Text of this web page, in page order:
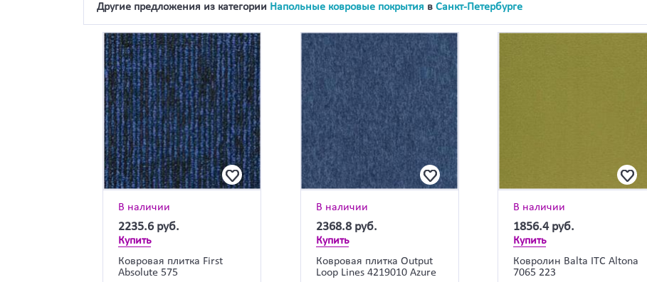
Другие предложения из категории Напольные ковровые покрытия в Санкт-Петербурге
В наличии
2235.6 руб.
Купить
Ковровая плитка First
Absolute 575
В наличии
2368.8 руб.
Купить
Ковровая плитка Output
Loop Lines 4219010 Azure
В наличии
1856.4 руб.
Купить
Ковролин Balta ITC Altona
7065 223